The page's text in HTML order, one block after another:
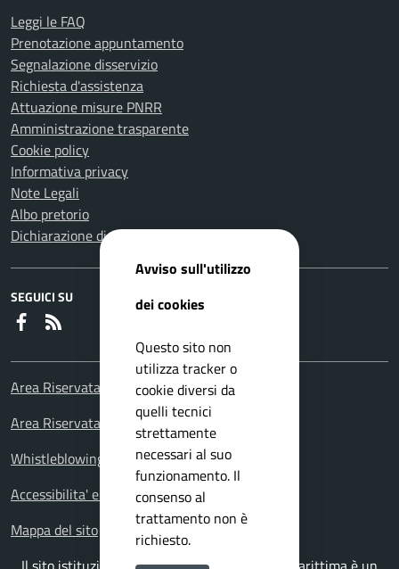
Leggi le FAQ
Prenotazione appuntamento
Segnalazione disservizio
Richiesta d'assistenza
Attuazione misure PNRR
Amministrazione trasparente
Cookie policy
Informativa privacy
Note Legali
Albo pretorio
Dichiarazione di accessibilità
SEGUICI SU
Faceboook
Area Riservata Consiglieri Comunali
Area Riservata Polizia Locale
Whistleblowing – Segnalazioni illeciti
Accessibilita' e meccanismo di feedback
Mappa del sito
Avviso sull'utilizzo
dei cookies
Questo sito non
utilizza tracker o
cookie diversi da
quelli tecnici
strettamente
necessari al suo
funzionamento. Il
consenso al
trattamento non è
richiesto.